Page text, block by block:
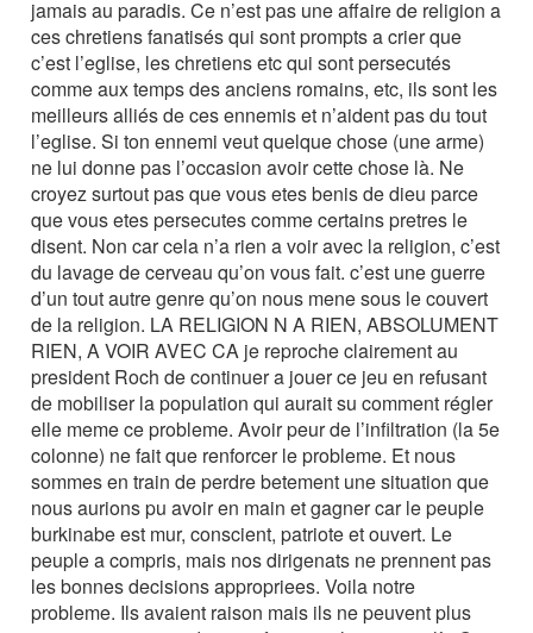
jamais au paradis. Ce n’est pas une affaire de religion a
ces chretiens fanatisés qui sont prompts a crier que
c’est l’eglise, les chretiens etc qui sont persecutés
comme aux temps des anciens romains, etc, ils sont les
meilleurs alliés de ces ennemis et n’aident pas du tout
l’eglise. Si ton ennemi veut quelque chose (une arme)
ne lui donne pas l’occasion avoir cette chose là. Ne
croyez surtout pas que vous etes benis de dieu parce
que vous etes persecutes comme certains pretres le
disent. Non car cela n’a rien a voir avec la religion, c’est
du lavage de cerveau qu’on vous fait. c’est une guerre
d’un tout autre genre qu’on nous mene sous le couvert
de la religion. LA RELIGION N A RIEN, ABSOLUMENT
RIEN, A VOIR AVEC CA je reproche clairement au
president Roch de continuer a jouer ce jeu en refusant
de mobiliser la population qui aurait su comment régler
elle meme ce probleme. Avoir peur de l’infiltration (la 5e
colonne) ne fait que renforcer le probleme. Et nous
sommes en train de perdre betement une situation que
nous aurions pu avoir en main et gagner car le peuple
burkinabe est mur, conscient, patriote et ouvert. Le
peuple a compris, mais nos dirigenats ne prennent pas
les bonnes decisions appropriees. Voila notre
probleme. Ils avaient raison mais ils ne peuvent plus